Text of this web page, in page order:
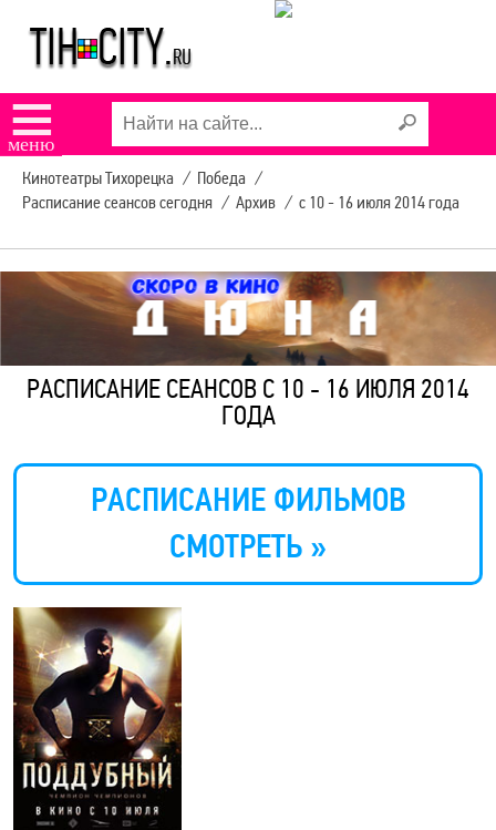
☰
меню
Кинотеатры Тихорецка / Победа /
Расписание сеансов сегодня / Архив / с 10 - 16 июля 2014 года
РАСПИСАНИЕ СЕАНСОВ С 10 - 16 ИЮЛЯ 2014
ГОДА
РАСПИСАНИЕ ФИЛЬМОВ
СМОТРЕТЬ »